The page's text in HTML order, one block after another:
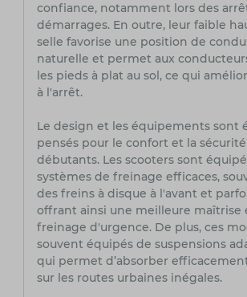
confiance, notamment lors des
démarrages. En outre, leur faible
selle favorise une position de
naturelle et permet aux
les pieds à plat au sol, ce qui
à l'arrêt.
Le design et les équipements sont
pensés pour le confort et la
débutants. Les scooters sont
systèmes de freinage efficaces,
des freins à disque à l'avant et
offrant ainsi une meilleure maîtrise
freinage d'urgence. De plus, ces
souvent équipés de suspensions
qui permet d’absorber
sur les routes urbaines inégales.